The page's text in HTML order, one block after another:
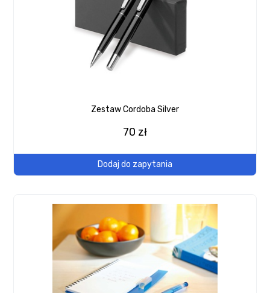
Zestaw Cordoba Silver
70 zł
Dodaj do zapytania